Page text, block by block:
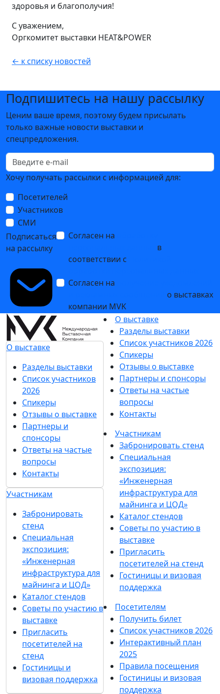
здоровья и благополучия!
С уважением,
Оргкомитет выставки HEAT&POWER
← к списку новостей
Подпишитесь на нашу рассылку
Ценим ваше время, поэтому будем присылать
только важные новости выставки и
спецпредложения.
Хочу получать рассылки с информацией для:
Посетителей
Участников
СМИ
Подписаться
на рассылку
Согласен на
в
соответствии с
Согласен на
о выставках
компании MVK
О выставке
Разделы выставки
Список участников
2026
Спикеры
Отзывы о выставке
Партнеры и
спонсоры
Ответы на частые
вопросы
Контакты
Участникам
Забронировать
стенд
Специальная
экспозиция:
«Инженерная
инфраструктура для
майнинга и ЦОД»
Каталог стендов
Советы по участию в
выставке
Пригласить
посетителей на
стенд
Гостиницы и
визовая поддержка
О выставке
Разделы выставки
Список участников 2026
Спикеры
Отзывы о выставке
Партнеры и спонсоры
Ответы на частые
вопросы
Контакты
Участникам
Забронировать стенд
Специальная
экспозиция:
«Инженерная
инфраструктура для
майнинга и ЦОД»
Каталог стендов
Советы по участию в
выставке
Пригласить
посетителей на стенд
Гостиницы и визовая
поддержка
Посетителям
Получить билет
Список участников 2026
Интерактивный план
2025
Правила посещения
Гостиницы и визовая
поддержка